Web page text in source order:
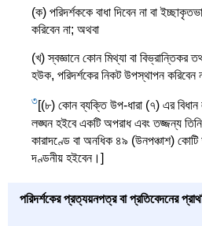
(ক) পরিদর্শককে বাধা দিবেন না বা
করিবেন না; অথবা
(খ) স্বজ্ঞানে কোন মিথ্যা বা বিভ্রান্তিকর
হউক, পরিদর্শকের নিকট উপস্থাপন করিবেন
3[(৮) কোন ব্যক্তি উপ-ধারা (৭) এর
লঙ্ঘন হইবে একটি অপরাধ এবং তজ্জন্য
কারাদণ্ডে বা অনধিক ৪৯ (উনপঞ্চাশ)
দণ্ডনীয় হইবেন।]
পরিদর্শকের প্রত্যয়নপত্র বা প্রতিবেদনের